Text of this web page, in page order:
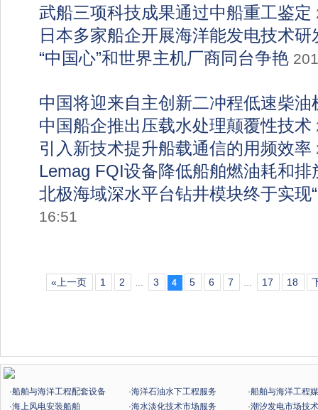
武船三项科技成果通过中船重工鉴定
日本多家船企开展海洋能发电技术研
“中国心”和世界主机厂商同台争艳
中国将迎来自主创新二冲程低速柴油
中国船企推出压载水处理颠覆性技术
引入新技术提升船载通信的用频效率
Lemag FQI设备降低船舶燃油耗和排
北极海域深水平台钻井模块终于实现
16:51
«上一页 1 2 … 3 4 5 6 7 … 17 18
·船舶与海洋工程配套设备 ·海洋石油水下工程服务
·船舶与海洋工程
·海上风电安装船舶
·海水淡化技术市场服务 ·潮汐发电市场技